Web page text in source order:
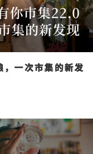
一次市集的新发